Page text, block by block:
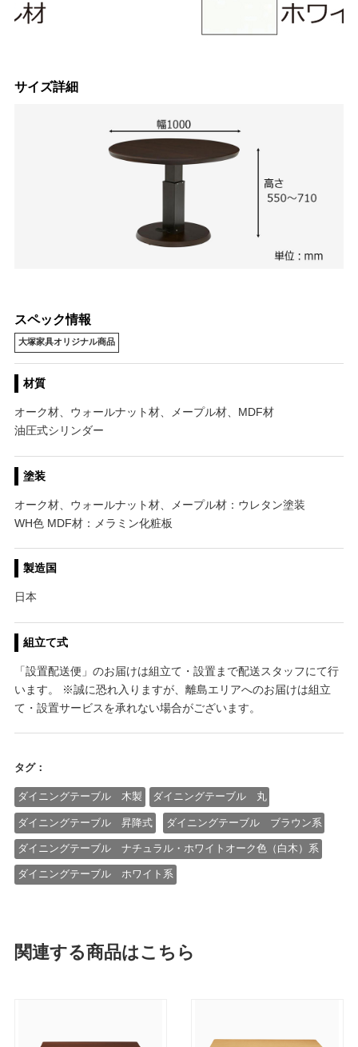
サイズ詳細
スペック情報
大塚家具オリジナル商品
材質
オーク材、ウォールナット材、メープル材、MDF材
油圧式シリンダー
塗装
オーク材、ウォールナット材、メープル材：ウレタン塗装
WH色 MDF材：メラミン化粧板
製造国
日本
組立て式
「設置配送便」のお届けは組立て・設置まで配送スタッフにて行
います。 ※誠に恐れ入りますが、離島エリアへのお届けは組立
て・設置サービスを承れない場合がございます。
タグ：
ダイニングテーブル 木製 ダイニングテーブル 丸
ダイニングテーブル 昇降式 ダイニングテーブル ブラウン系
ダイニングテーブル ナチュラル・ホワイトオーク色（白木）系
ダイニングテーブル ホワイト系
関連する商品はこちら